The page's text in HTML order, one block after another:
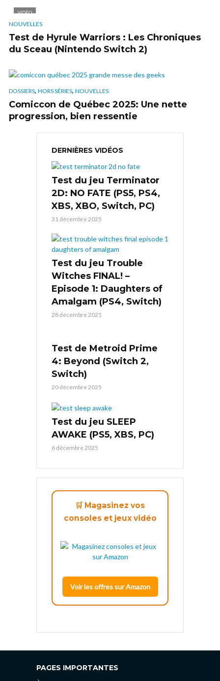
VIDÉO
NOUVELLES
Test de Hyrule Warriors : Les Chroniques
du Sceau (Nintendo Switch 2)
DOSSIERS, HORS SÉRIES, NOUVELLES
Comiccon de Québec 2025: Une nette
progression, bien ressentie
DERNIÈRES VIDÉOS
Test du jeu Terminator
2D: NO FATE (PS5, PS4,
XBS, XBO, Switch, PC)
31 décembre 2025
Test du jeu Trouble
Witches FINAL! –
Episode 1: Daughters of
Amalgam (PS4, Switch)
28 décembre 2025
Test de Metroid Prime
4: Beyond (Switch 2,
Switch)
20 décembre 2025
Test du jeu SLEEP
AWAKE (PS5, XBS, PC)
6 décembre 2025
🛒 Magasinez vos
consoles et jeux vidéo
Voir les offres sur Amazon
PAGES IMPORTANTES